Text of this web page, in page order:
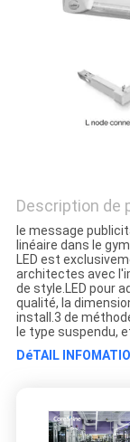
Description de
le message
linéaire dans le
LED est
architectes avec
de style.LED pour
qualité, la
install.3 de
le type suspendu,
DéTAIL